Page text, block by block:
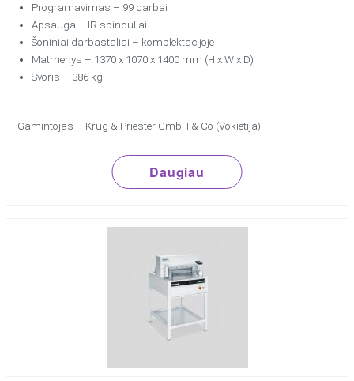
Programavimas – 99 darbai
Apsauga – IR spinduliai
Šoniniai darbastaliai – komplektacijoje
Matmenys – 1370 x 1070 x 1400 mm (H x W x D)
Svoris – 386 kg
Gamintojas – Krug & Priester GmbH & Co (Vokietija)
Daugiau